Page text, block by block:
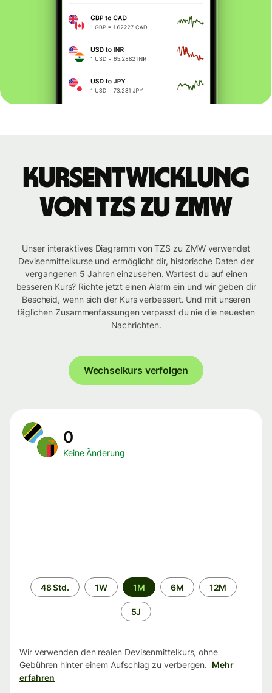
Kursentwicklung
von TZS zu ZMW
Unser interaktives Diagramm von TZS zu ZMW verwendet
Devisenmittelkurse und ermöglicht dir, historische Daten der
vergangenen 5 Jahren einzusehen. Wartest du auf einen
besseren Kurs? Richte jetzt einen Alarm ein und wir geben dir
Bescheid, wenn sich der Kurs verbessert. Und mit unseren
täglichen Zusammenfassungen verpasst du nie die neuesten
Nachrichten.
Wechselkurs verfolgen
0
Keine Änderung
Zeitraum
48 Std. 1W 1M 6M 12M
5J
Wir verwenden den realen Devisenmittelkurs, ohne
Gebühren hinter einem Aufschlag zu verbergen. Mehr
erfahren